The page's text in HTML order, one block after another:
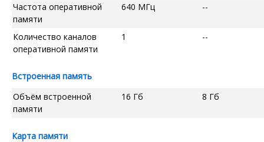
Частота оперативной
памяти
640 МГц --
Количество каналов
оперативной памяти
1 --
Встроенная память
Объём встроенной
памяти
16 Гб 8 Гб
Карта памяти